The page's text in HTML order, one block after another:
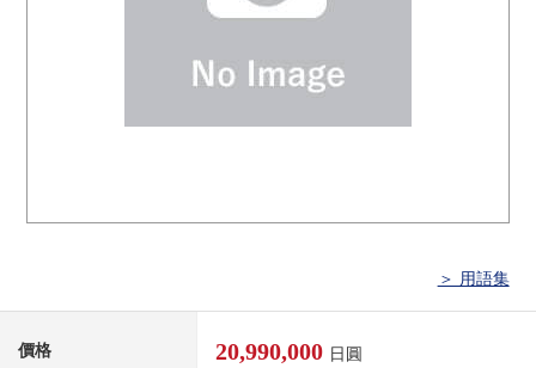
＞ 用語集
價格 20,990,000 日圓